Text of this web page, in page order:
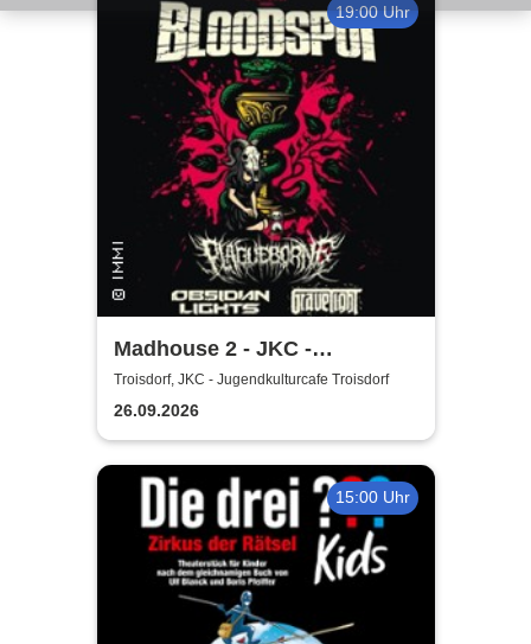
19:00 Uhr
Madhouse 2 - JKC -
Jugendkulturcafe Troisdorf
Troisdorf, JKC - Jugendkulturcafe Troisdorf
26.09.2026
15:00 Uhr